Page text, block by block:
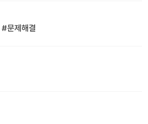
#문제해결